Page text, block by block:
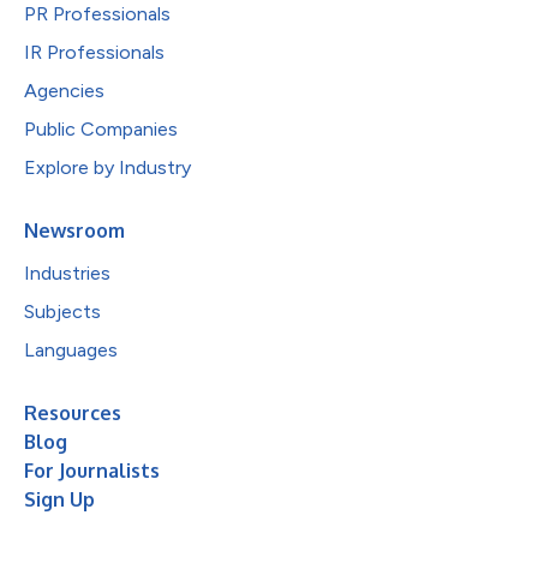
PR Professionals
IR Professionals
Agencies
Public Companies
Explore by Industry
Newsroom
Industries
Subjects
Languages
Resources
Blog
For Journalists
Sign Up